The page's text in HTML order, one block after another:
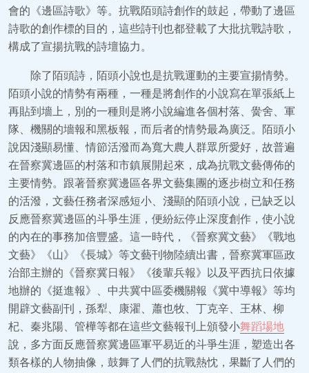
會的《邊區詩歌》等。抗戰陌頭詩創作的鼓起，帶動了邊區
詩歌的創作標的目的，這些詩刊也都登載了大批抗戰詩歌，
構成了宣揚抗戰的詩壇協力。
除了陌頭詩，陌頭小說也是抗戰運動的主要宣揚情勢。
陌頭小說的情勢有兩種，一種是將創作的小說寫在單張紙上
再貼到墻上，別的一種則是將小說編進各個村落、黌舍、軍
隊、機關的墻報和黑板報，而后者的情勢最為廣泛。陌頭小
說因淺顯易懂、情節活潑而為寬大農人群眾所愛好，故普遍
在晉察冀邊區的村落和市鎮展開起來，成為抗戰文藝傳佈的
主要情勢。跟著晉察冀邊區各界文藝集團的逐步樹立和任務
的活潑，文藝任務者深感短小、淺顯的陌頭小說，已缺乏以
反應晉察冀邊區的斗爭生涯，便紛紜停止深度創作，使小說
的內在的事務加倍豐盛。這一時代，《晉察冀文藝》《戰地
文藝》《山》《長城》等文藝刊物陸續出書，晉察冀軍區政
治部主辦的《晉察冀日報》《後輩兵報》以及平西抗日依據
地辦的《挺進報》、中共冀中區委機關報《冀中導報》等均
開辟文藝副刊，孫犁、康濯、蕭也牧、丁克辛、王林、柳
杞、秦兆陽、管樺等都在這些文藝報刊上頒發小舞蹈場地
說，多方面反應晉察冀邊區軍平易近的斗爭生涯，塑造出各
類各樣的人物抽像，鼓舞了人們的抗戰熱忱，果斷了人們的